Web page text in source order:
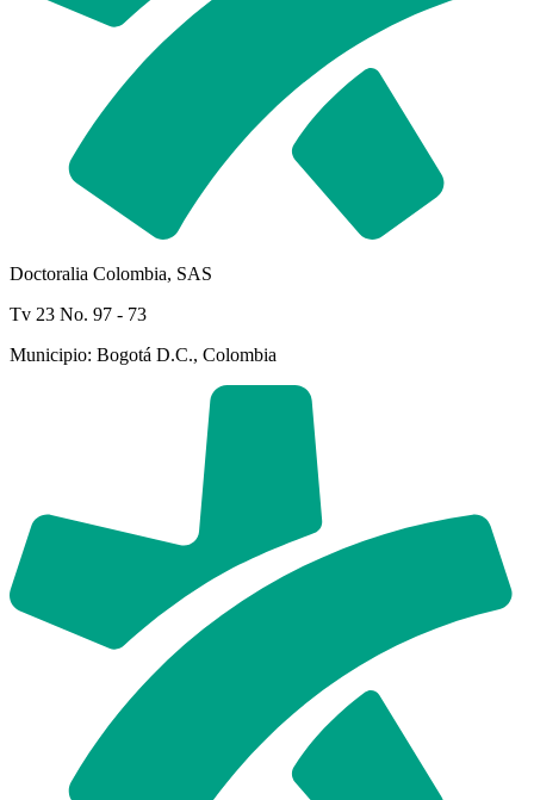
Doctoralia Colombia, SAS
Tv 23 No. 97 - 73
Municipio: Bogotá D.C., Colombia